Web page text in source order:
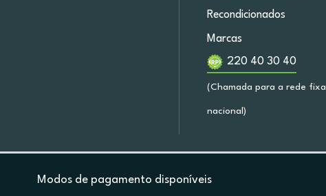
Recondicionados
Marcas
220 40 30 40
(Chamada para a rede fixa
nacional)
Modos de pagamento disponíveis